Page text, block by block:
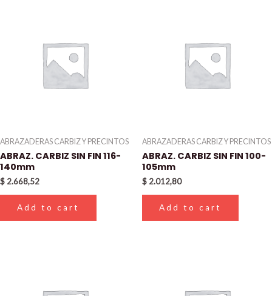
ABRAZADERAS CARBIZ Y PRECINTOS
ABRAZ. CARBIZ SIN FIN 116-
140mm
$ 2.668,52
Add to cart
ABRAZADERAS CARBIZ Y PRECINTOS
ABRAZ. CARBIZ SIN FIN 100-
105mm
$ 2.012,80
Add to cart